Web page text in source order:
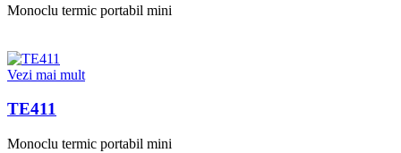
Monoclu termic portabil mini
Vezi mai mult
TE411
Monoclu termic portabil mini